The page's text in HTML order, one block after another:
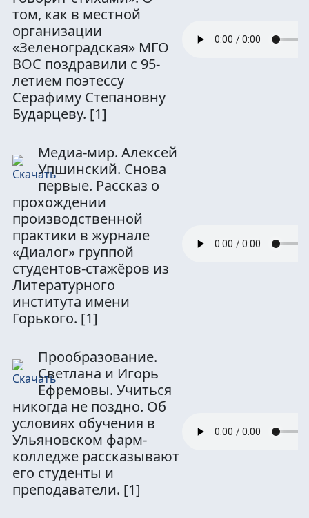
том, как в местной
организации
«Зеленоградская» МГО
ВОС поздравили с 95-
летием поэтессу
Серафиму Степановну
Бударцеву. [1]
Медиа-мир. Алексей
Упшинский. Снова
первые. Рассказ о
прохождении
производственной
практики в журнале
«Диалог» группой
студентов-стажёров из
Литературного
института имени
Горького. [1]
Прообразование.
Светлана и Игорь
Ефремовы. Учиться
никогда не поздно. Об
условиях обучения в
Ульяновском фарм-
колледже рассказывают
его студенты и
преподаватели. [1]